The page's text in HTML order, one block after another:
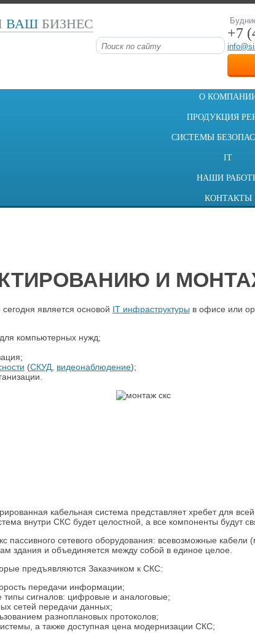
ВАШ БИЗНЕС
+7
О
ПРОДУКЦИЯ
СИСТЕМЫ
IT
НАШИ
КОНТАКТЫ
И
является основой IT инфраструктуры в офисе или
компьютерных нужд;
(СКУД видеонаблюдение);
кабельная система представляет хребет для
внутри СКС будет целостной, а все компоненты будут
пассивного сетевого оборудования: всевозможные
здания и объединяется между собой в единое целое.
предъявляются Заказчиком к СКС:
передачи информации;
сигналов: цифровые и аналоговые;
сетей передачи данных;
разноплановых протоколов;
а также доступная цена модернизации СКС;